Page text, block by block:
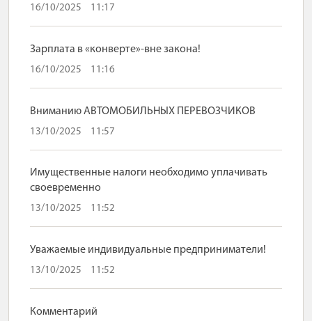
16/10/2025 11:17
Зарплата в «конверте»-вне закона!
16/10/2025 11:16
Вниманию АВТОМОБИЛЬНЫХ ПЕРЕВОЗЧИКОВ
13/10/2025 11:57
Имущественные налоги необходимо уплачивать
своевременно
13/10/2025 11:52
Уважаемые индивидуальные предприниматели!
13/10/2025 11:52
Комментарий